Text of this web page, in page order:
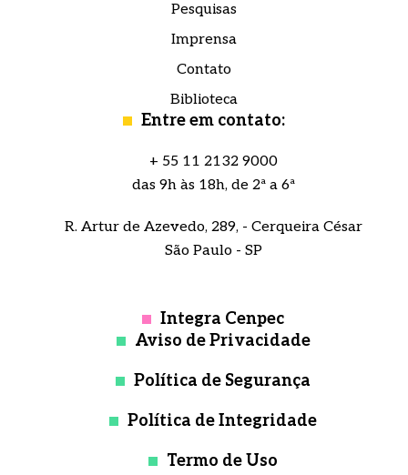
Pesquisas
Imprensa
Contato
Biblioteca
Entre em contato:
+ 55 11 2132 9000
das 9h às 18h, de 2ª a 6ª
R. Artur de Azevedo, 289, - Cerqueira César
São Paulo - SP
Integra Cenpec
Aviso de Privacidade
Política de Segurança
Política de Integridade
Termo de Uso